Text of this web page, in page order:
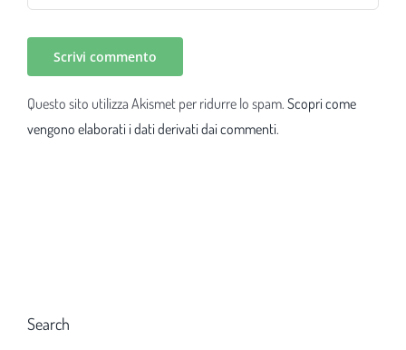
Questo sito utilizza Akismet per ridurre lo spam. Scopri come
vengono elaborati i dati derivati dai commenti.
Search